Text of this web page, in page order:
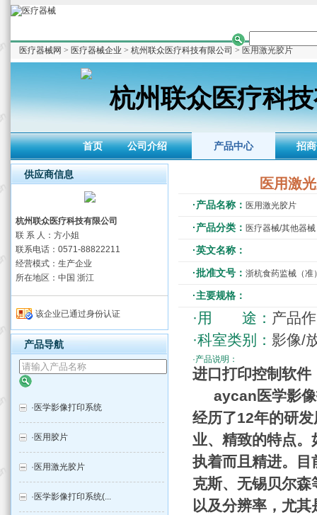
医疗器械网 > 医疗器械企业 > 杭州联众医疗科技有限公司 > 医用激光胶片
杭州联众医疗科
首页 公司介绍 产品中心 招
医用激
·产品名称： 医用激光胶片
·产品分类： 医疗器械/其他器械
·英文名称：
·批准文号： 浙杭食药监械（准
·主要规格：
·用 途： 产品
·科室类别： 影像/
·产品说明：
进口打印控制软件
aycan医学影像
经历了12年的研
业、精致的特点
执着而且精进。目
克斯、无锡贝尔
以及分辨率，尤
供应商信息
杭州联众医疗科技有限公司
联 系 人：方小姐
联系电话：0571-88822211
经营模式：生产企业
所在地区：中国 浙江
该企业已通过身份认证
产品导航
· 医学影像打印系统
· 医用胶片
· 医用激光胶片
· 医学影像打印系统(...